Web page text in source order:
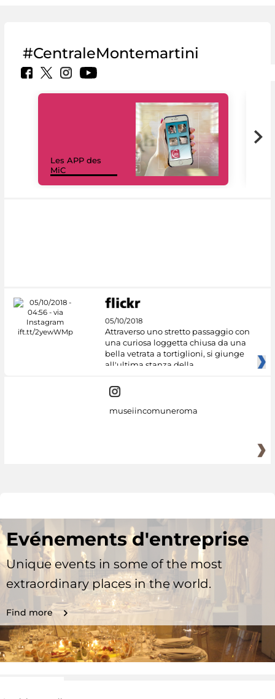
#CentraleMontemartini
Les APP des
MiC
05/10/2018
Attraverso uno stretto passaggio con
una curiosa loggetta chiusa da una
bella vetrata a tortiglioni, si giunge
all'ultima stanza della
museiincomuneroma
Evénements d'entreprise
Unique events in some of the most
extraordinary places in the world.
Find more